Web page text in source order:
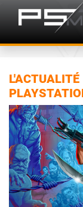
L'ACTUALITÉ